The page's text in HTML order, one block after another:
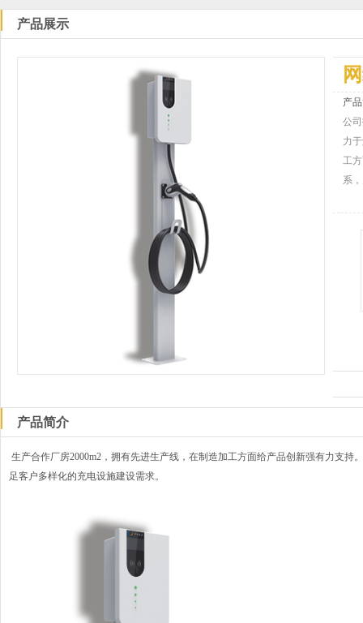
产品展示
产
公
力
工
系
产品简介
生产合作厂房2000m2，拥有先进生产线，在制造加工方面给产品创新强有力支
足客户多样化的充电设施建设需求。